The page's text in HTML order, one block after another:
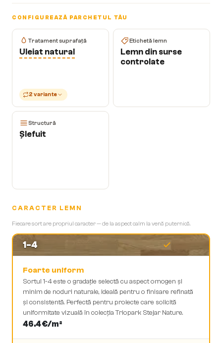
CONFIGUREAZĂ PARCHETUL TĂU
Tratament suprafață
Uleiat natural
2 variante
Etichetă lemn
Lemn din surse
controlate
Structură
Șlefuit
CARACTER LEMN
Fiecare sort are propriul caracter — de la aspect calm la venă puternică.
1-4
Foarte uniform
Sortul 1-4 este o gradație selectă cu aspect omogen și
minim de noduri naturale, ideală pentru o finisare refinată
și consistentă. Perfectă pentru proiecte care solicită
uniformitate vizuală în colecția Triopark Stejar Nature.
46.4€/m²